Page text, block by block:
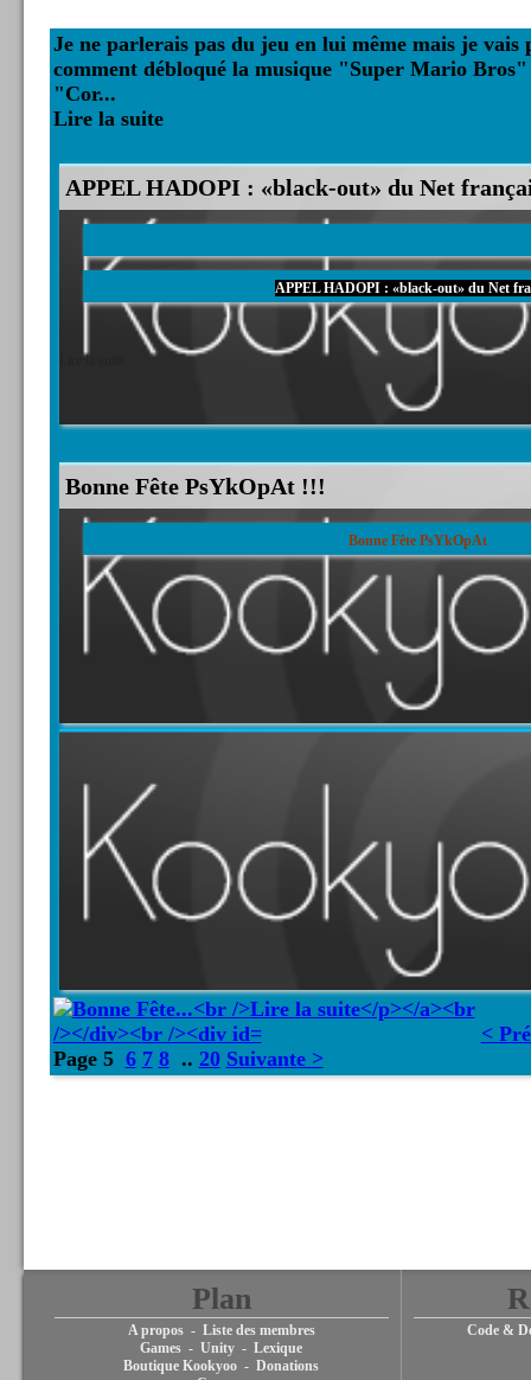
Je ne parlerais pas du jeu en lui même mais je vais
comment débloqué la musique "Super Mario Bros"
"Cor...
Lire la suite
APPEL HADOPI : «black-out» du Net
APPEL HADOPI : «black-out» du Net
Lire la suite
Bonne Fête PsYkOpAt !!!
Bonne Fête PsYkOpAt
<
Page 5 6 7 8.. 20 Suivante >
Plan
A propos - Liste des membres
Games - Unity - Lexique
Boutique Kookyoo - Donations
Code &